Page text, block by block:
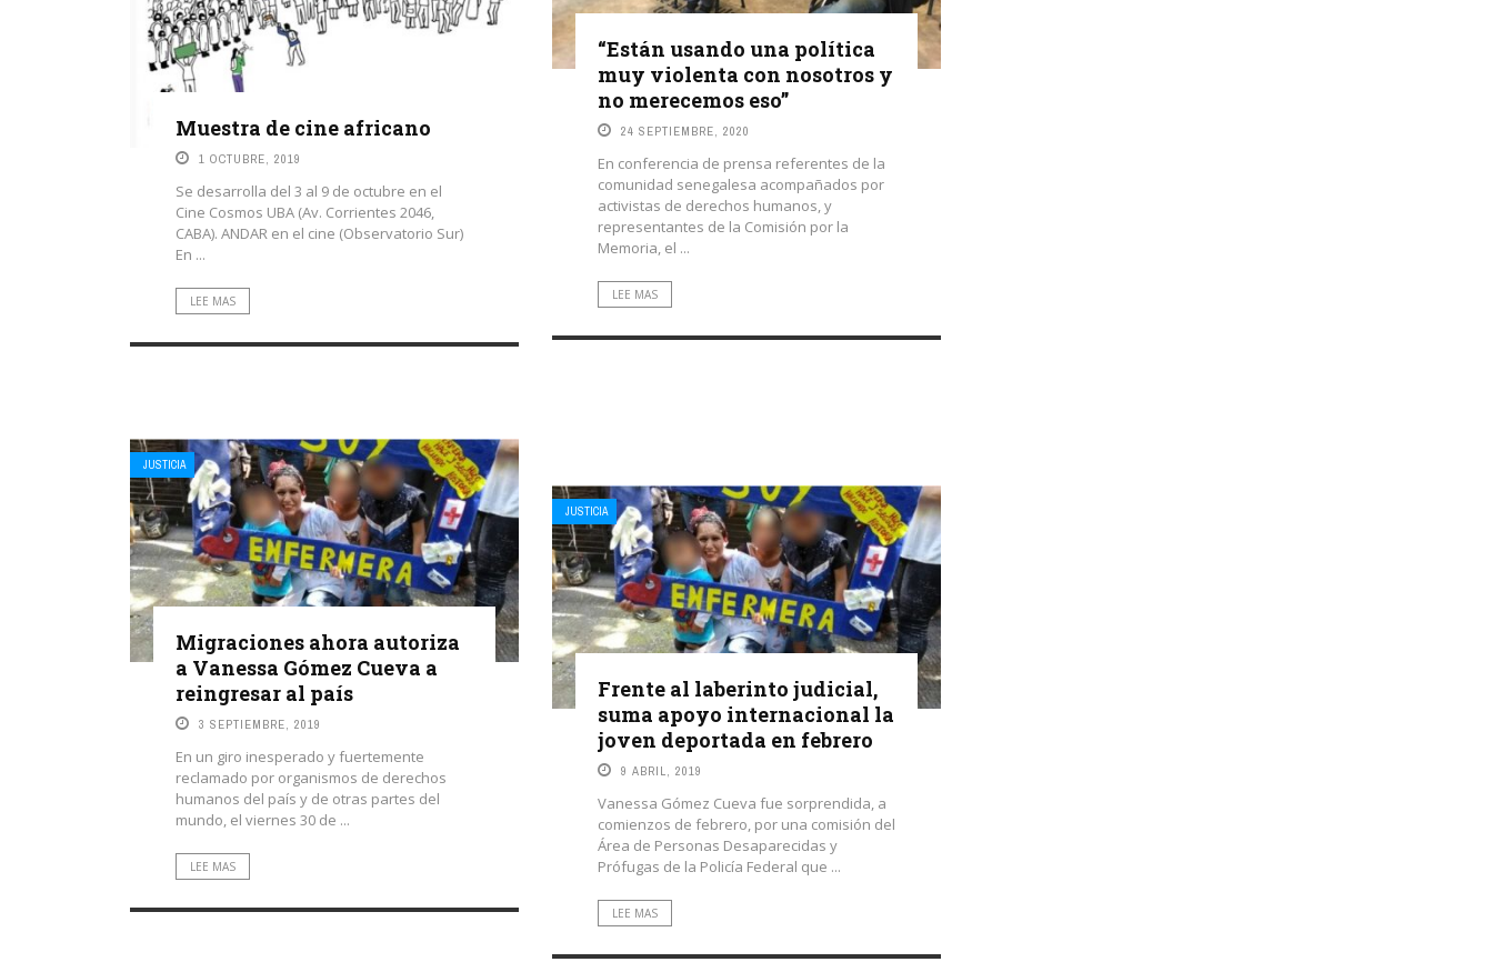
“Están usando una política
muy violenta con nosotros y
no merecemos eso”
24 SEPTIEMBRE, 2020
En conferencia de prensa referentes de la
comunidad senegalesa acompañados por
activistas de derechos humanos, y
representantes de la Comisión por la
Memoria, el ...
LEE MAS
Muestra de cine africano
1 OCTUBRE, 2019
Se desarrolla del 3 al 9 de octubre en el
Cine Cosmos UBA (Av. Corrientes 2046,
CABA). ANDAR en el cine (Observatorio Sur)
En ...
LEE MAS
JUSTICIA
Migraciones ahora autoriza
a Vanessa Gómez Cueva a
reingresar al país
3 SEPTIEMBRE, 2019
En un giro inesperado y fuertemente
reclamado por organismos de derechos
humanos del país y de otras partes del
mundo, el viernes 30 de ...
LEE MAS
JUSTICIA
Frente al laberinto judicial,
suma apoyo internacional la
joven deportada en febrero
9 ABRIL, 2019
Vanessa Gómez Cueva fue sorprendida, a
comienzos de febrero, por una comisión del
Área de Personas Desaparecidas y
Prófugas de la Policía Federal que ...
LEE MAS